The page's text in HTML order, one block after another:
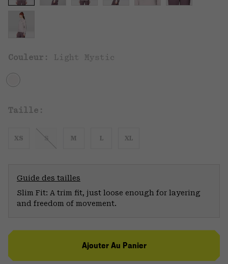
Couleur: Light Mystic
Taille:
XS S M L XL
Guide des tailles
Slim Fit: A trim fit, just loose enough for layering
and freedom of movement.
Ajouter Au Panier